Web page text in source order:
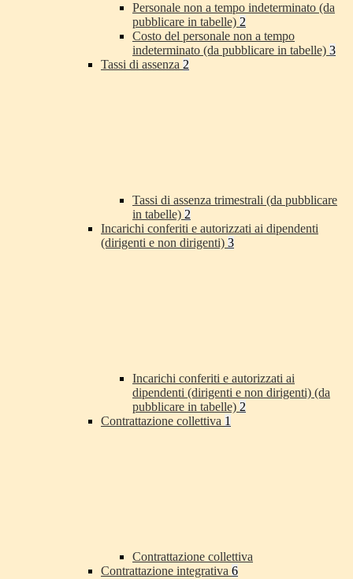
Personale non a tempo indeterminato (da
pubblicare in tabelle) 2
Costo del personale non a tempo
indeterminato (da pubblicare in tabelle) 3
Tassi di assenza 2
Tassi di assenza trimestrali (da pubblicare
in tabelle) 2
Incarichi conferiti e autorizzati ai dipendenti
(dirigenti e non dirigenti) 3
Incarichi conferiti e autorizzati ai
dipendenti (dirigenti e non dirigenti) (da
pubblicare in tabelle) 2
Contrattazione collettiva 1
Contrattazione collettiva
Contrattazione integrativa 6